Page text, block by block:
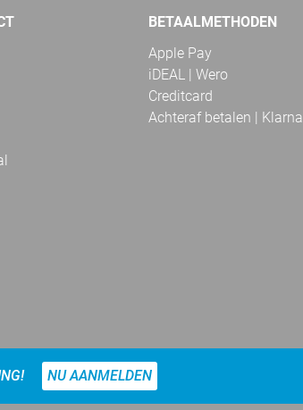
BETAALMETHODEN
Apple Pay
iDEAL | Wero
Creditcard
Achteraf betalen | Klarna
NU AANMELDEN